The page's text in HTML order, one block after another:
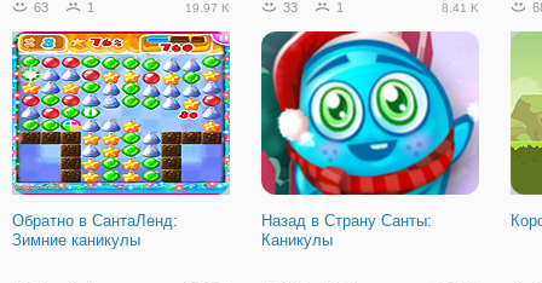
Вармрайз: Красные против
Синих
Шутеры: Куб 2
63 1 19.97 K
Обратно в СантаЛенд:
Зимние каникулы
33 1 8.41 K
Назад в Страну Санты:
Каникулы